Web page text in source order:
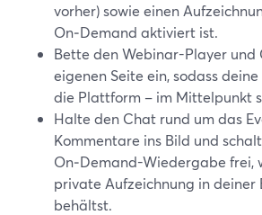
vorher) sowie einen
On‑Demand aktiviert ist.
Bette den Webinar-Player und
eigenen Seite ein, sodass
die Plattform – im Mittelpunkt
Halte den Chat rund um das
Kommentare ins Bild und
On‑Demand-Wiedergabe frei,
private Aufzeichnung in deiner
behältst.